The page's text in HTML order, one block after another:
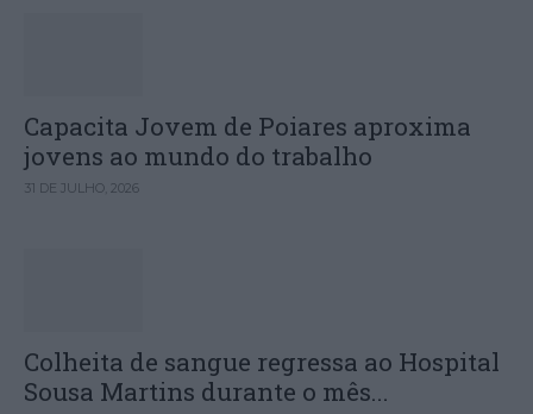
Capacita Jovem de Poiares aproxima
jovens ao mundo do trabalho
31 DE JULHO, 2026
Colheita de sangue regressa ao Hospital
Sousa Martins durante o mês...